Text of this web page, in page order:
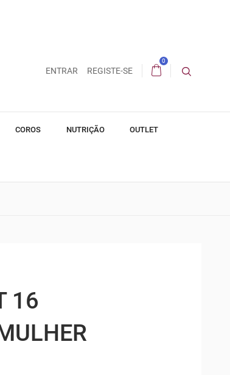
ENTRAR REGISTE-SE
0
COROS NUTRIÇÃO OUTLET
16